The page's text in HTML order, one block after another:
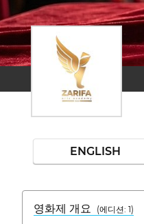
ENGLISH
영화제 개요 (에디션: 1)